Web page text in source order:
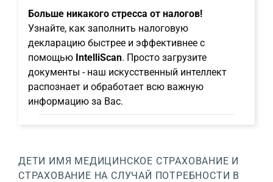
Больше никакого стресса от налогов!
Узнайте, как заполнить налоговую
декларацию быстрее и эффективнее с
помощью IntelliScan. Просто загрузите
документы - наш искусственный интеллект
распознает и обработает всю важную
информацию за Вас.
ДЕТИ ИМЯ МЕДИЦИНСКОЕ СТРАХОВАНИЕ И
СТРАХОВАНИЕ НА СЛУЧАЙ ПОТРЕБНОСТИ В